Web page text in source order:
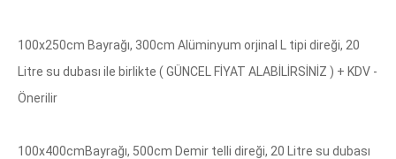
100x250cm Bayrağı, 300cm Alüminyum orjinal L tipi direği, 20
Litre su dubası ile birlikte ( GÜNCEL FİYAT ALABİLİRSİNİZ ) + KDV -
​Önerilir
100x400cmBayrağı, 500cm Demir telli direği, 20 Litre su dubası